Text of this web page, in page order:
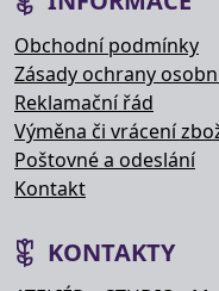
Obchodní podmínky
Zásady ochrany
Reklamační řád
Výměna či vrácení
Poštovné a odeslání
Kontakt
KONTAKTY